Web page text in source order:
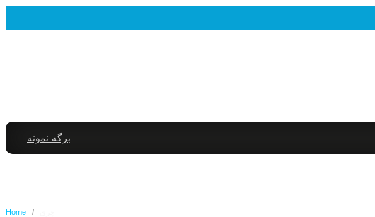
برگه نمونه
Home /